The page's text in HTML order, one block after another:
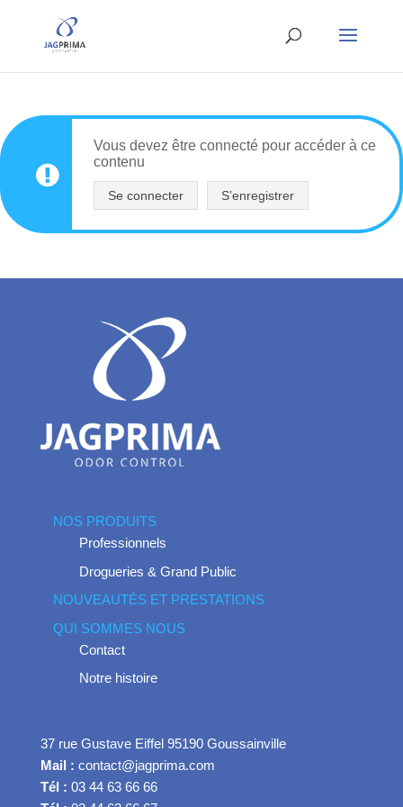
Vous devez être connecté pour accéder à ce
contenu
Se connecter S’enregistrer
NOS PRODUITS
Professionnels
Drogueries & Grand Public
NOUVEAUTÉS ET PRESTATIONS
QUI SOMMES NOUS
Contact
Notre histoire
37 rue Gustave Eiffel 95190 Goussainville
Mail : contact@jagprima.com
Tél : 03 44 63 66 66